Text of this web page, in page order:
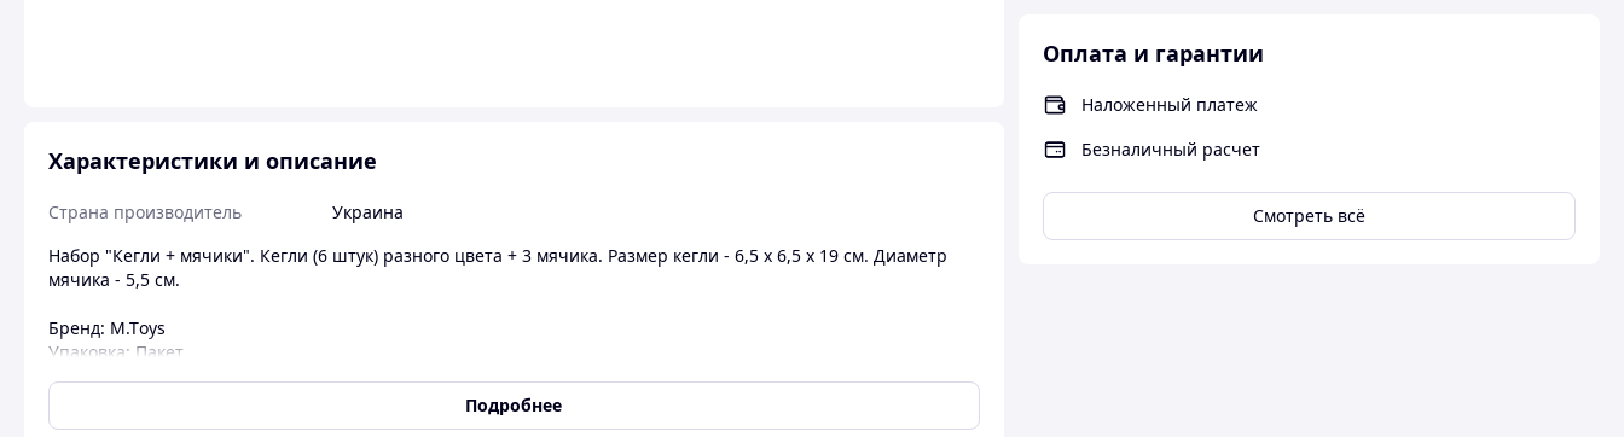
Оплата и гарантии
Наложенный платеж
Безналичный расчет
Смотреть всё
Характеристики и описание
Страна производитель
Украина
Набор "Кегли + мячики". Кегли (6 штук) разного цвета + 3 мячика. Размер кегли - 6,5 х 6,5 х 19 см. Диаметр
мячика - 5,5 см.
Бренд: М.Тoys
Упаковка: Пакет
Цвет: Разноцвет
Эл-ты питания в комплекте: Нет
Подробнее